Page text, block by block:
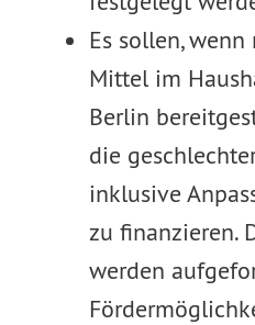
Es sollen,
Mittel im
Berlin
die
inklusive
zu finanzieren.
werden